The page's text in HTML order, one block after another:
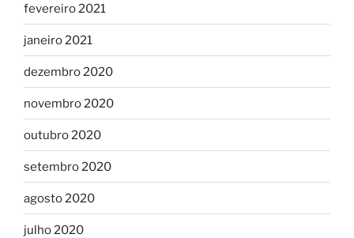
fevereiro 2021
janeiro 2021
dezembro 2020
novembro 2020
outubro 2020
setembro 2020
agosto 2020
julho 2020